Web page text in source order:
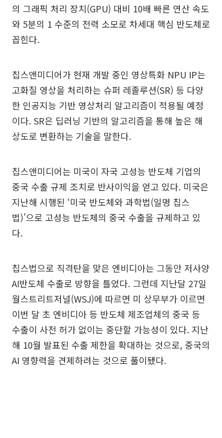
의 그래픽 처리 장치(GPU) 대비 10배 빠른 연산 속도
와 5분의 1 수준의 전력 소모로 차세대 핵심 반도체로
꼽힌다.
칩스앤미디어가 현재 개발 중인 영상특화 NPU IP는
고화질 영상을 처리하는 슈퍼 레졸루션(SR) 등 다양
한 인공지능 기반 영상처리 알고리즘이 적용될 예정
이다. SR은 딥러닝 기반의 알고리즘을 통해 높은 해
상도로 변환하는 기술을 말한다.
칩스앤미디어는 미국이 자국 고성능 반도체 기업의
중국 수출 규제 조치로 반사이익을 얻고 있다. 미국은
지난해 시행된 ‘미국 반도체와 과학법(일명 칩스
법)’으로 고성능 반도체의 중국 수출을 규제하고 있
다.
칩스법으로 직격탄을 맞은 엔비디아는 그동안 저사양
AI반도체 수출로 방향을 틀었다. 그런데 지난달 27일
월스트리트저널(WSJ)에 따르면 미 상무부가 이르면
이번 달 초 엔비디아 등 반도체 제조업체의 중국 등
수출이 사전 허가 없이는 중단할 가능성이 있다. 지난
해 10월 발표된 수출 제한을 확대하는 것으로, 중국의
AI 영향력을 견제하려는 것으로 풀이됐다.